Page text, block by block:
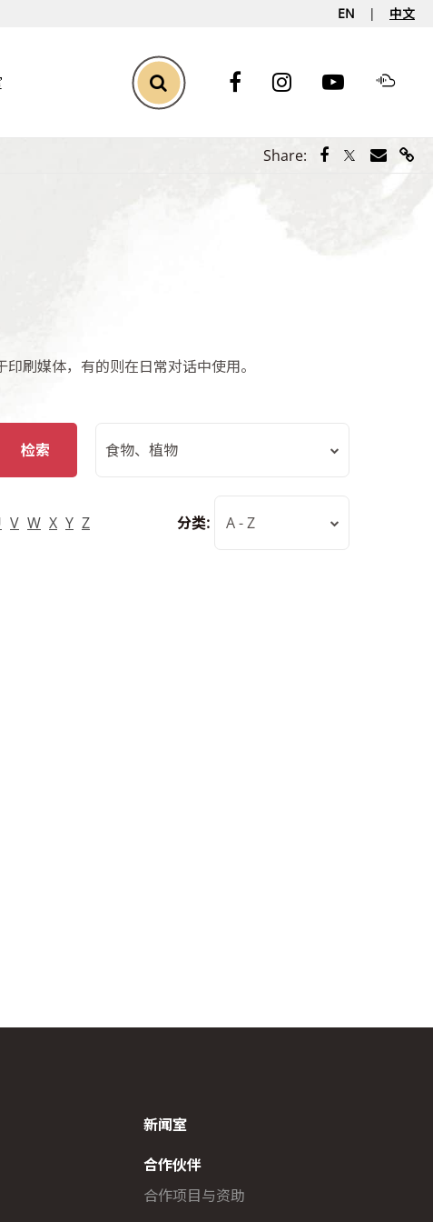
EN 中文
Toggle Search
Share: Share via
Share via
Share
刷媒体，有的则在日常对话中使用。
检索
食物、植物
V W X Y Z 分类: A - Z
新闻室
合作伙伴
合作项目与资助